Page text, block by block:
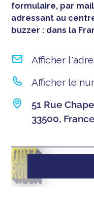
formulaire, par
adressant au
buzzer : dans la
Afficher
Afficher le
51 Rue
33500, France